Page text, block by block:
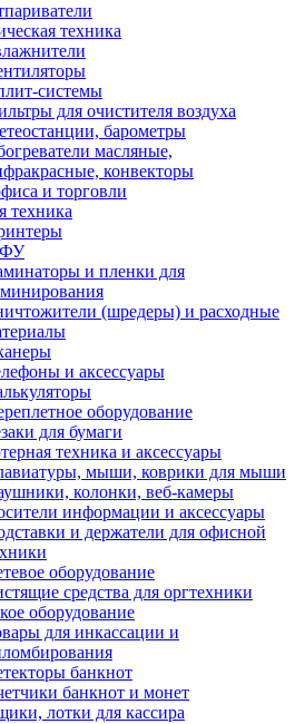
техника
системы
для очистителя воздуха
барометры
масляные,
конвекторы
и торговли
техника
и пленки для
(шредеры) и расходные
и аксессуары
оборудование
для бумаги
техника и аксессуары
мыши, коврики для мыши
колонки, веб-камеры
информации и аксессуары
и держатели для офисной
оборудование
средства для оргтехники
оборудование
для инкассации и
банкнот
банкнот и монет
лотки для кассира